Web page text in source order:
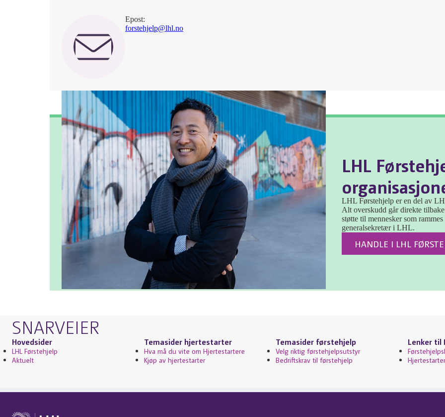
Epost:
forstehjelp@lhl.no
LHL
LHL Førstehjelp er en del av
Alt overskudd går direkte
støtte til mennesker som
generalsekretær i LHL.
HANDLE I LHL
SNARVEIER
Hovedsider
LHL Førstehjelp
Aktuelt
Temasider hjertestarter
Hva må du vite om Hjertestartere
Kjøp av hjertestarter
Temasider førstehjelp
Velg riktig førstehjelpsutstyr
Bedriftskrav til førstehjelp
Lenker til